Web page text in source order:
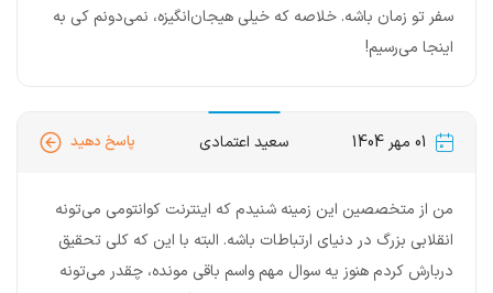
سفر تو زمان باشه. خلاصه که خیلی هیجان‌انگیزه، نمی‌دونم کی به
اینجا می‌رسیم!
01 مهر 1404 سعید اعتمادی پاسخ دهید
من از متخصصین این زمینه شنیدم که اینترنت کوانتومی می‌تونه
انقلابی بزرگ در دنیای ارتباطات باشه. البته با این که کلی تحقیق
دربارش کردم هنوز یه سوال مهم واسم باقی مونده، چقدر می‌تونه